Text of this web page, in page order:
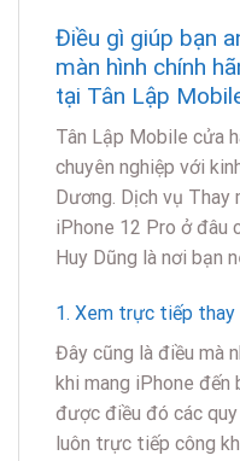
Điều gì giúp bạn
màn hình chính
tại Tân Lập
Tân Lập Mobile cửa
chuyên nghiệp với
Dương. Dịch vụ Thay
iPhone 12 Pro ở đâu
Huy Dũng là nơi bạn
1. Xem trực tiếp thay
Đây cũng là điều mà
khi mang iPhone đến
được điều đó các
luôn trực tiếp công